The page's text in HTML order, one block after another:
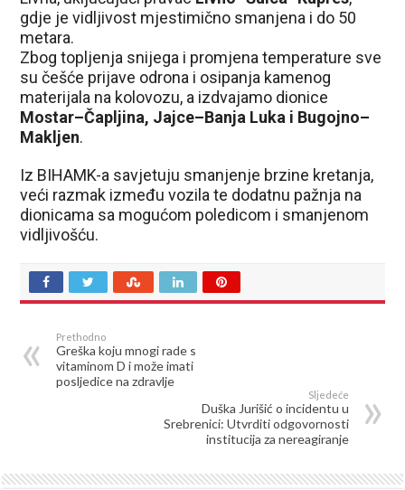
gdje je vidljivost mjestimično smanjena i do 50
metara.
Zbog topljenja snijega i promjena temperature sve
su češće prijave odrona i osipanja kamenog
materijala na kolovozu, a izdvajamo dionice
Mostar–Čapljina, Jajce–Banja Luka i Bugojno–
Makljen.
Iz BIHAMK-a savjetuju smanjenje brzine kretanja,
veći razmak između vozila te dodatnu pažnja na
dionicama sa mogućom poledicom i smanjenom
vidljivošću.
Prethodno
Greška koju mnogi rade s
vitaminom D i može imati
posljedice na zdravlje
Sljedeće
Duška Jurišić o incidentu u
Srebrenici: Utvrditi odgovornosti
institucija za nereagiranje